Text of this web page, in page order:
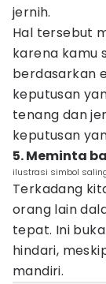
jernih.
Hal tersebut
karena kamu
berdasarkan
keputusan
tenang dan
keputusan
5. Meminta
ilustrasi simbol
Terkadang
orang lain
tepat. Ini
hindari,
mandiri.